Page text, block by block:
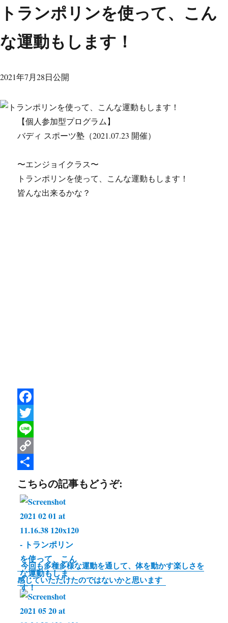
トランポリンを使って、こん
な運動もします！
2021年7月28日公開
【個人参加型プログラム】
バディ スポーツ塾（2021.07.23 開催）
〜エンジョイクラス〜
トランポリンを使って、こんな運動もします！
皆んな出来るかな？
F
a
c
e
b
o
k
T
w
t
L
n
e
C
o
p
L
n
k
共
有
こちらの記事もどうぞ:
今回も多種多様な運動を通して、体を動かす楽しさを
感じていただけたのではないかと思います